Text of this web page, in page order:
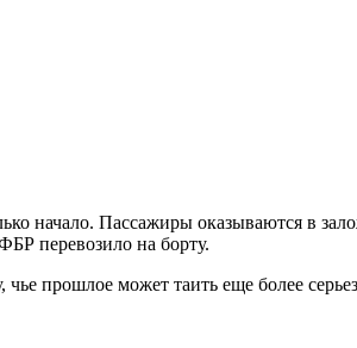
начало. Пассажиры оказываются в
перевозило на борту.
прошлое может таить еще более